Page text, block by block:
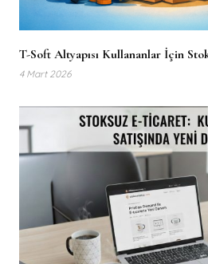
T-Soft Altyapısı Kullananlar İçin
4 Mart 2026